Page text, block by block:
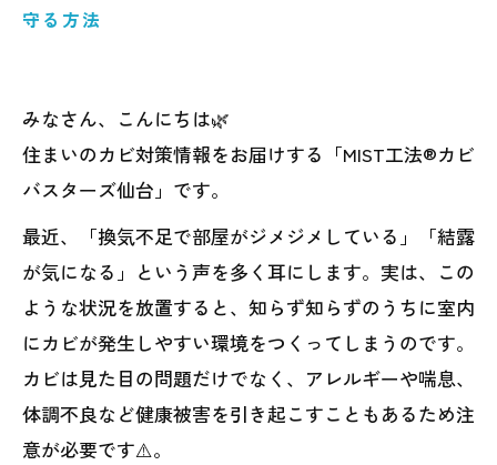
守る方法
みなさん、こんにちは🌿
住まいのカビ対策情報をお届けする「MIST工法®カビ
バスターズ仙台」です。
最近、「換気不足で部屋がジメジメしている」「結露
が気になる」という声を多く耳にします。実は、この
ような状況を放置すると、知らず知らずのうちに室内
にカビが発生しやすい環境をつくってしまうのです。
カビは見た目の問題だけでなく、アレルギーや喘息、
体調不良など健康被害を引き起こすこともあるため注
意が必要です⚠️。